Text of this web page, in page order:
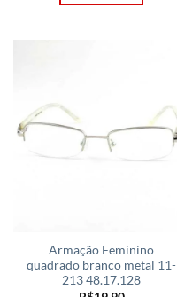
Armação Feminino
quadrado branco metal 11-
213 48.17.128